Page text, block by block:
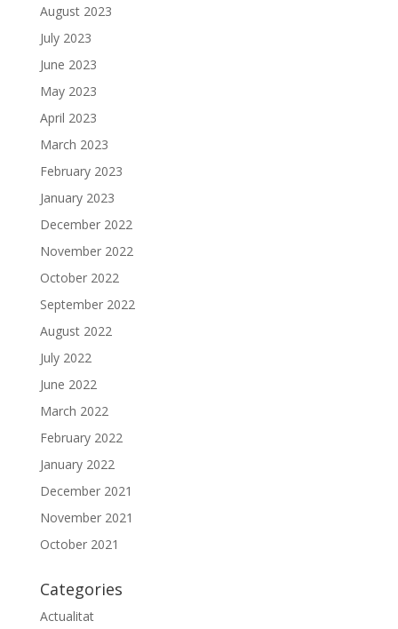
August 2023
July 2023
June 2023
May 2023
April 2023
March 2023
February 2023
January 2023
December 2022
November 2022
October 2022
September 2022
August 2022
July 2022
June 2022
March 2022
February 2022
January 2022
December 2021
November 2021
October 2021
Categories
Actualitat